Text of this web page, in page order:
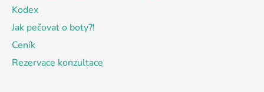
Kodex
Jak pečovat o boty?!
Ceník
Rezervace konzultace